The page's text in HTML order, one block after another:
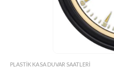
PLASTIK KASA DUVAR SAATLERI